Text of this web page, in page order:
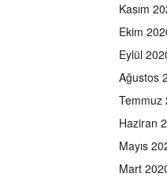
Kasım
Ekim
Eylül
Ağustos
Temmuz
Haziran
Mayıs
Mart